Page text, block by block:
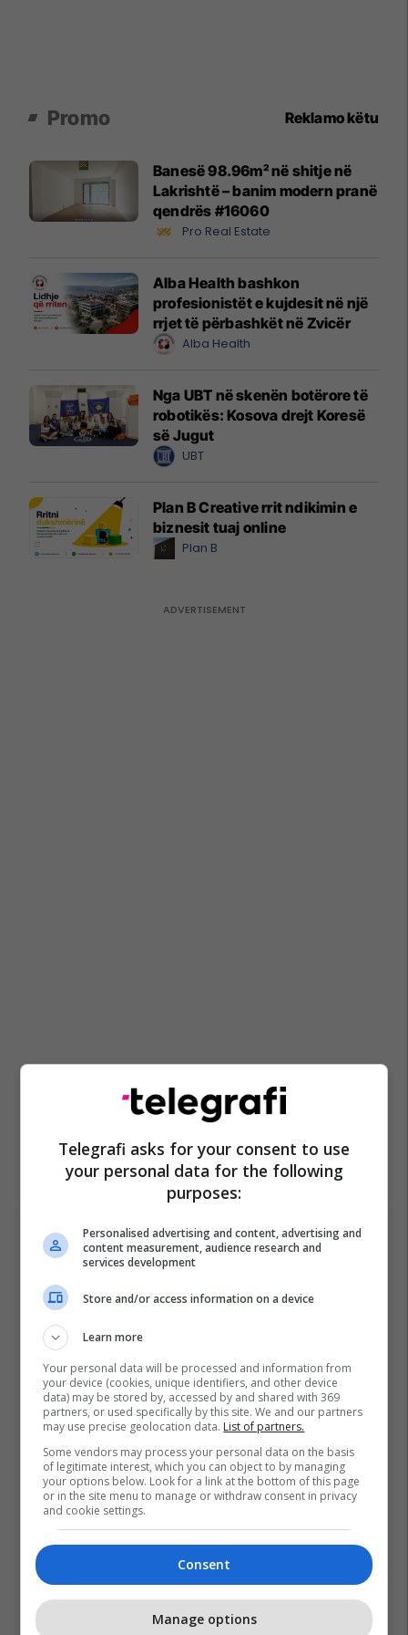
Promo Reklamo këtu
Banesë 98.96m² në shitje në
Lakrishtë – banim modern pranë
qendrës #16060
Pro Real Estate
Alba Health bashkon
profesionistët e kujdesit në një
rrjet të përbashkët në Zvicër
Alba Health
Nga UBT në skenën botërore të
robotikës: Kosova drejt Koresë
së Jugut
UBT
Plan B Creative rrit ndikimin e
biznesit tuaj online
Plan B
Top 5
Kosovës për krime lufte,
Beograd
Gjithçka që ndodhi në
Kuvendin e
jashtëzakonshëm të LDK-
së
30/07/2026
“Vrisni, vrisni shqiptarët”,
Buzukja u përball me thirrje
tribunat
Një pleskavicë e ngrënë
nga Dua Lipa në Prishtinë
Telegrafi asks for your consent to use
your personal data for the following
purposes:
Personalised advertising and content, advertising and
content measurement, audience research and
services development
Store and/or access information on a device
Learn more
Your personal data will be processed and information from
your device (cookies, unique identifiers, and other device
data) may be stored by, accessed by and shared with 369
partners, or used specifically by this site. We and our partners
may use precise geolocation data. List of partners.
Some vendors may process your personal data on the basis
of legitimate interest, which you can object to by managing
your options below. Look for a link at the bottom of this page
or in the site menu to manage or withdraw consent in privacy
and cookie settings.
Consent
Manage options